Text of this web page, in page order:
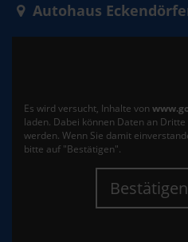
Autohaus
Es wird versucht, Inhalte von
laden. Dabei können Daten an
werden. Wenn Sie damit
bitte auf "Bestätigen".
Bestätigen